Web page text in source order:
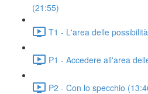
(21:55)
T1 - L'area delle
P1 - Accedere all'area
P2 - Con lo specchio